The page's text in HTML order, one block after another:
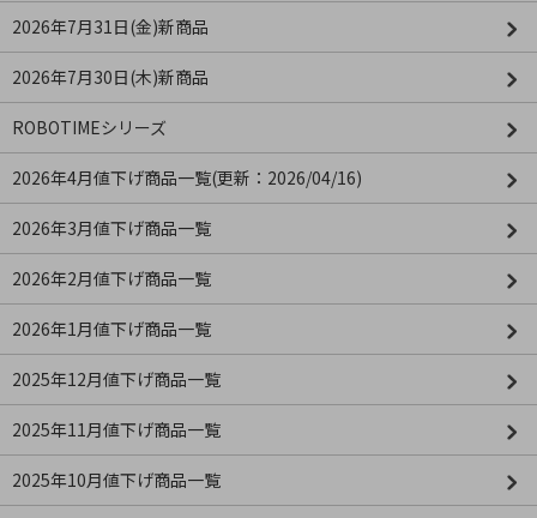
2026年7月31日(金)新商品
2026年7月30日(木)新商品
ROBOTIMEシリーズ
2026年4月値下げ商品一覧(更新：2026/04/16)
2026年3月値下げ商品一覧
2026年2月値下げ商品一覧
2026年1月値下げ商品一覧
2025年12月値下げ商品一覧
2025年11月値下げ商品一覧
2025年10月値下げ商品一覧